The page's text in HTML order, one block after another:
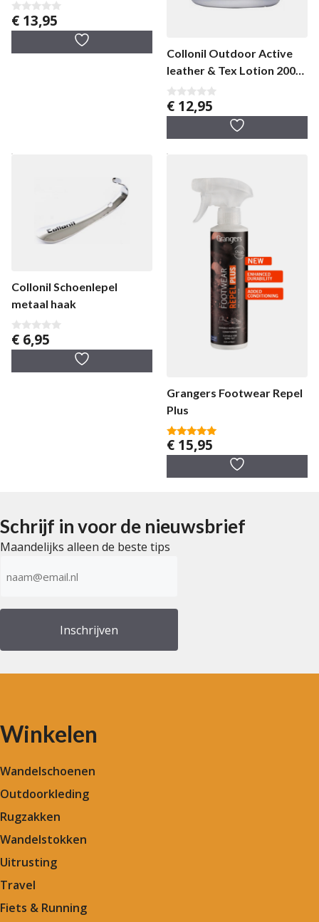
0
v
5
€ 13,95
Collonil Outdoor Active
leather & Tex Lotion 200
ml
0
v
€ 12,95
Collonil Schoenlepel
metaal haak
0
v
€ 6,95
Grangers Footwear Repel
Plus
5.00
van 5
€ 15,95
Schrijf in voor de nieuwsbrief
Maandelijks alleen de beste tips
mailadres
Winkelen
Wandelschoenen
Outdoorkleding
Rugzakken
Wandelstokken
Uitrusting
Travel
Fiets & Running